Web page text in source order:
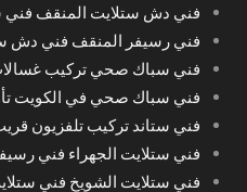
فني دش ستلايت المنقف فني
فني رسيفر المنقف فني دش
فني سباك صحي تركيب غسالات
فني سباك صحي في الكويت
فني ستاند تركيب تلفزيون
فني ستلايت الجهراء فني
فني ستلايت الشويخ فني